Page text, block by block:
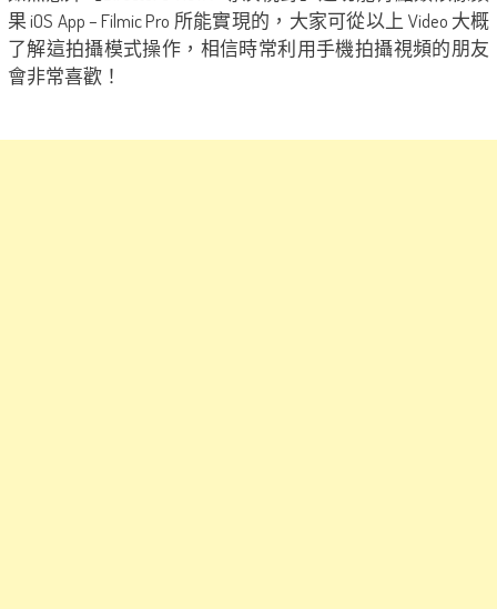
果 iOS App – Filmic Pro 所能實現的，大家可從以上 Video 大概
了解這拍攝模式操作，相信時常利用手機拍攝視頻的朋友
會非常喜歡！